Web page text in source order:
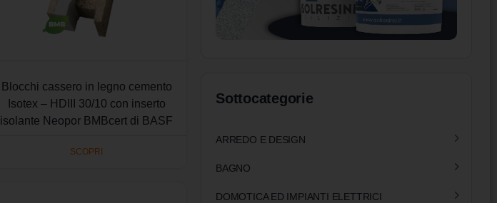
Blocchi cassero in legno cemento
Isotex – HDIII 30/10 con inserto
isolante Neopor BMBcert di BASF
SCOPRI
Sottocategorie
ARREDO E DESIGN
BAGNO
DOMOTICA ED IMPIANTI ELETTRICI